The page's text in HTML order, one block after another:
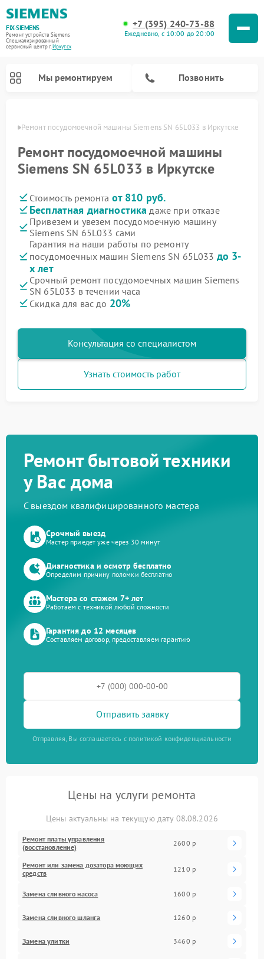
FIX-SIEMENS
Ремонт устройств Siemens
Специализированный
cервисный центр г.Иркутск
+7 (395) 240-73-88
Ежедневно, с 10:00 до 20:00
Мы ремонтируем Позвонить
Ремонт посудомоечной машины Siemens SN 65L033 в Иркутске
Ремонт посудомоечной машины
Siemens SN 65L033 в Иркутске
Стоимость ремонта от 810 руб.
Бесплатная диагностика даже при отказе
Привезем и увезем посудомоечную машину
Siemens SN 65L033 сами
Гарантия на наши работы по ремонту
посудомоечных машин Siemens SN 65L033 до 3-
х лет
Срочный ремонт посудомоечных машин Siemens
SN 65L033 в течении часа
Скидка для вас до 20%
Консультация со специалистом
Узнать стоимость работ
Ремонт бытовой техники
у Вас дома
С выездом квалифицированного мастера
Срочный выезд
Мастер приедет уже через 30 минут
Диагностика и осмотр бесплатно
Определим причину поломки бесплатно
Мастера со стажем 7+ лет
Работаем с техникой любой сложности
Гарантия до 12 месяцев
Составляем договор, предоставляем гарантию
Отправить заявку
Отправляя, Вы соглашаетесь с политикой конфиденциальности
Цены на услуги ремонта
Цены актуальны на текущую дату 08.08.2026
Ремонт платы управления
(восстановление)
2600 р
Ремонт или замена дозатора моющих
средств
1210 р
Замена сливного насоса 1600 р
Замена сливного шланга 1260 р
Замена улитки 3460 р